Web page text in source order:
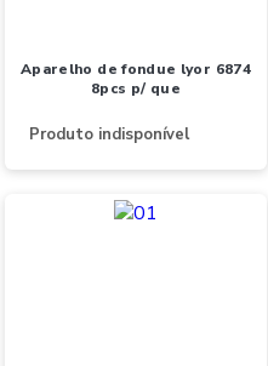
aparelho de fondue lyor 6874
8pcs p/ que
Produto indisponível